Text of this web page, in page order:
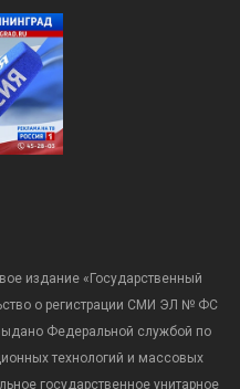
издание «Государственный
о регистрации СМИ ЭЛ № ФС
Федеральной службой по
технологий и массовых
государственное унитарное